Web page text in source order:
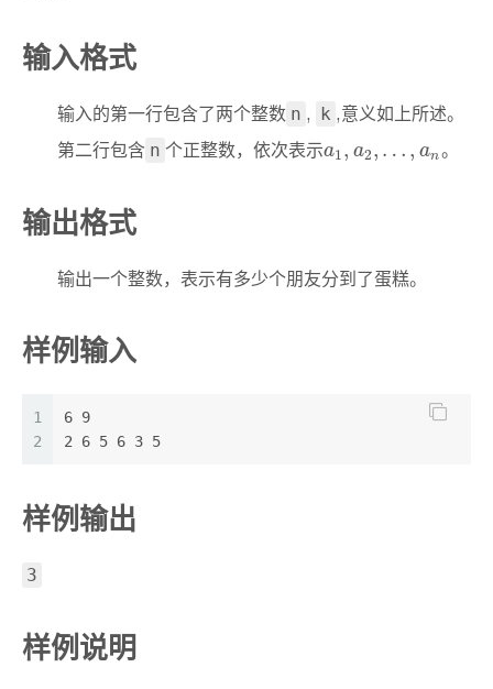
输入格式
输入的第一行包含了两个整数 n , k ,意义如上所述。
第二行包含 n 个正整数，依次表示a1, a2, … , an
a1,a2,… ,an 。
输出格式
输出一个整数，表示有多少个朋友分到了蛋糕。
样例输入
1
2
6 9
2 6 5 6 3 5
样例输出
3
样例说明